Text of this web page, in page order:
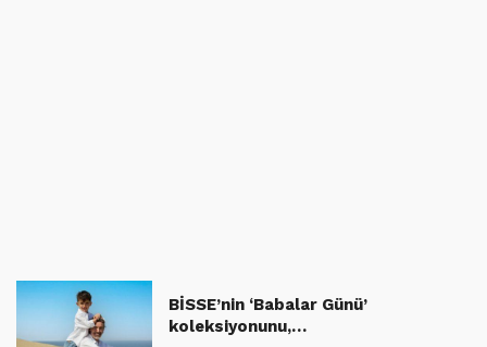
BİSSE’nin ‘Babalar Günü’
koleksiyonunu,…